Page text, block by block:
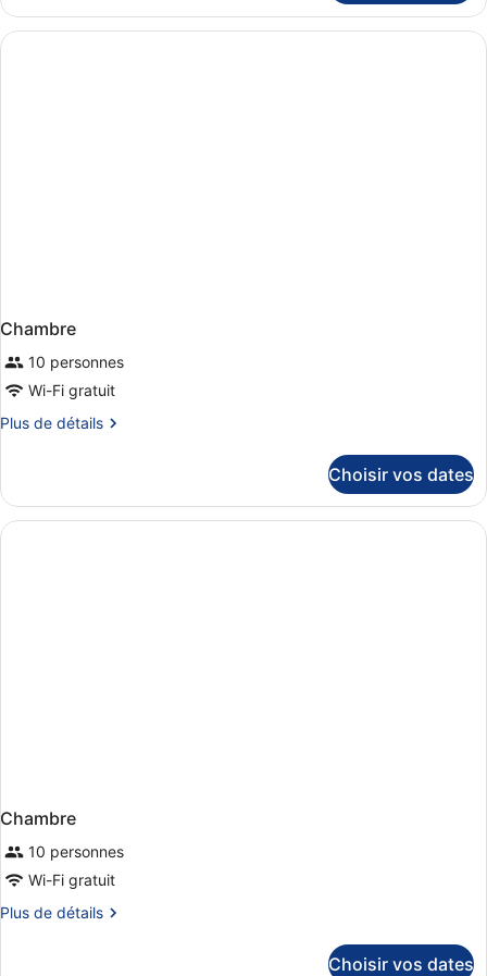
le
type
de
Chambre
10 personnes
Wi-Fi gratuit
Plus de détails
Plus
le
type
de
Choisir vos dates
Chambre
10 personnes
Wi-Fi gratuit
Plus de détails
Plus
Choisir vos dates